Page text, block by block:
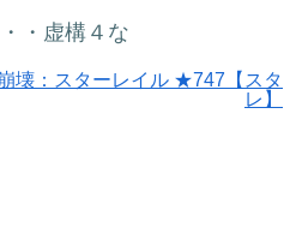
・虚構４な
壊：スターレイル ★747【スタ
レ】